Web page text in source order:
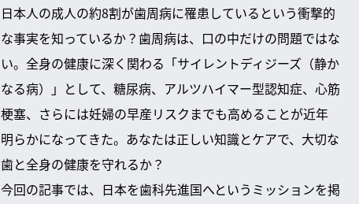
日本人の成人の約8割が歯周病に罹患しているという衝撃的
な事実を知っているか？歯周病は、口の中だけの問題ではな
い。全身の健康に深く関わる「サイレントディジーズ（静か
なる病）」として、糖尿病、アルツハイマー型認知症、心筋
梗塞、さらには妊婦の早産リスクまでも高めることが近年
明らかになってきた。あなたは正しい知識とケアで、大切な
歯と全身の健康を守れるか？
今回の記事では、日本を歯科先進国へというミッションを掲